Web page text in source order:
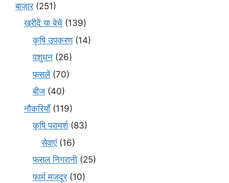
बाज़ार(251)
खरीदें या बेचें (139)
कृषि उपकरण(14)
पशुधन (26)
फसलें(70)
बीज (40)
नौकरियाँ(119)
कृषि परामर्श(83)
सेवाएं(16)
फसल निगरानी (25)
फार्म मजदूर(10)